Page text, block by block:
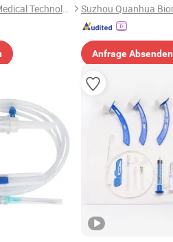
Changzhou Sunton Medical Technology Co., Ltd.
Anfrage Absenden